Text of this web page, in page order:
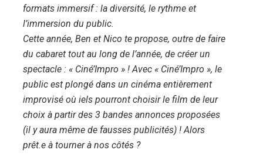
formats immersif : la diversité, le rythme et
l’immersion du public.
Cette année, Ben et Nico te propose, outre de faire
du cabaret tout au long de l’année, de créer un
spectacle : « Ciné’Impro » ! Avec « Ciné’Impro », le
public est plongé dans un cinéma entièrement
improvisé où iels pourront choisir le film de leur
choix à partir des 3 bandes annonces proposées
(il y aura même de fausses publicités) ! Alors
prêt.e à tourner à nos côtés ?